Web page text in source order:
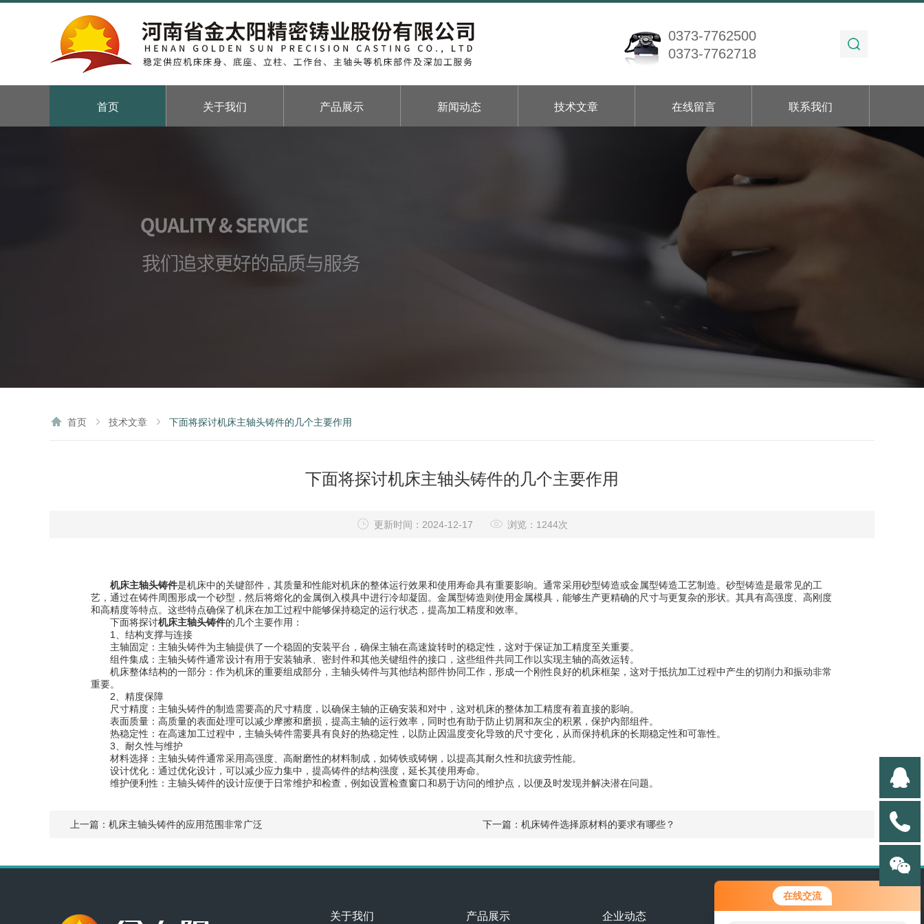
在线交流
0373-7762500
0373-7762718
首页 关于我们 产品展示 新闻动态 技术文章 在线留言 联系我们
首页 技术文章 下面将探讨机床主轴头铸件的几个主要作用
下面将探讨机床主轴头铸件的几个主要作用
更新时间：2024-12-17 浏览：1244次
机床主轴头铸件是机床中的关键部件，其质量和性能对机床的整体运行效果和使用寿命具有重要影响。通常采用砂型铸造或金属型铸造工艺制造。砂型铸造是最常见的工
艺，通过在铸件周围形成一个砂型，然后将熔化的金属倒入模具中进行冷却凝固。金属型铸造则使用金属模具，能够生产更精确的尺寸与更复杂的形状。其具有高强度、高刚度
和高精度等特点。这些特点确保了机床在加工过程中能够保持稳定的运行状态，提高加工精度和效率。
下面将探讨机床主轴头铸件的几个主要作用：
1、结构支撑与连接
主轴固定：主轴头铸件为主轴提供了一个稳固的安装平台，确保主轴在高速旋转时的稳定性，这对于保证加工精度至关重要。
组件集成：主轴头铸件通常设计有用于安装轴承、密封件和其他关键组件的接口，这些组件共同工作以实现主轴的高效运转。
机床整体结构的一部分：作为机床的重要组成部分，主轴头铸件与其他结构部件协同工作，形成一个刚性良好的机床框架，这对于抵抗加工过程中产生的切削力和振动非常
重要。
2、精度保障
尺寸精度：主轴头铸件的制造需要高的尺寸精度，以确保主轴的正确安装和对中，这对机床的整体加工精度有着直接的影响。
表面质量：高质量的表面处理可以减少摩擦和磨损，提高主轴的运行效率，同时也有助于防止切屑和灰尘的积累，保护内部组件。
热稳定性：在高速加工过程中，主轴头铸件需要具有良好的热稳定性，以防止因温度变化导致的尺寸变化，从而保持机床的长期稳定性和可靠性。
3、耐久性与维护
材料选择：主轴头铸件通常采用高强度、高耐磨性的材料制成，如铸铁或铸钢，以提高其耐久性和抗疲劳性能。
设计优化：通过优化设计，可以减少应力集中，提高铸件的结构强度，延长其使用寿命。
维护便利性：主轴头铸件的设计应便于日常维护和检查，例如设置检查窗口和易于访问的维护点，以便及时发现并解决潜在问题。
上一篇： 机床主轴头铸件的应用范围非常广泛 下一篇： 机床铸件选择原材料的要求有哪些？
关于我们 产品展示 企业动态